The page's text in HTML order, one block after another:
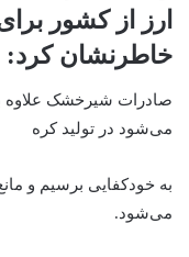
ارز از کشور
خاطرنشان کرد:
صادرات شیرخشک علاوه
می‌شود در تولید کره
می‌شود.